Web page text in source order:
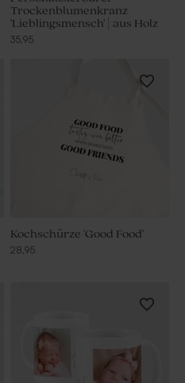
Trockenblumenkranz
'Lieblingsmensch' | aus Holz
35,95
Kochschürze 'Good Food'
28,95